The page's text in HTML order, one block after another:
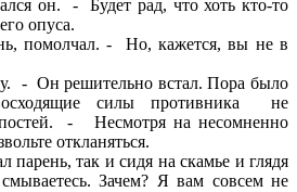
он. - Будет рад, что хоть кто-то
опуса.
помолчал. - Но, кажется, вы не в
- Он решительно встал. Пора было
силы противника не
- Несмотря на несомненно
откланяться.
так и сидя на скамье и глядя
Зачем? Я вам совсем не